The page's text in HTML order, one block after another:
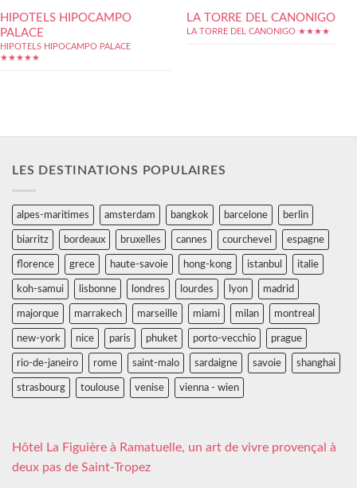
HIPOTELS HIPOCAMPO
PALACE
HIPOTELS HIPOCAMPO PALACE
★★★★★
LA TORRE DEL CANONIGO
LA TORRE DEL CANONIGO ★★★★
LES DESTINATIONS POPULAIRES
alpes-maritimes amsterdam bangkok barcelone berlin
biarritz bordeaux bruxelles cannes courchevel espagne
florence grece haute-savoie hong-kong istanbul italie
koh-samui lisbonne londres lourdes lyon madrid
majorque marrakech marseille miami milan montreal
new-york nice paris phuket porto-vecchio prague
rio-de-janeiro rome saint-malo sardaigne savoie shanghai
strasbourg toulouse venise vienna - wien
Hôtel La Figuière à Ramatuelle, un art de vivre provençal à
deux pas de Saint-Tropez